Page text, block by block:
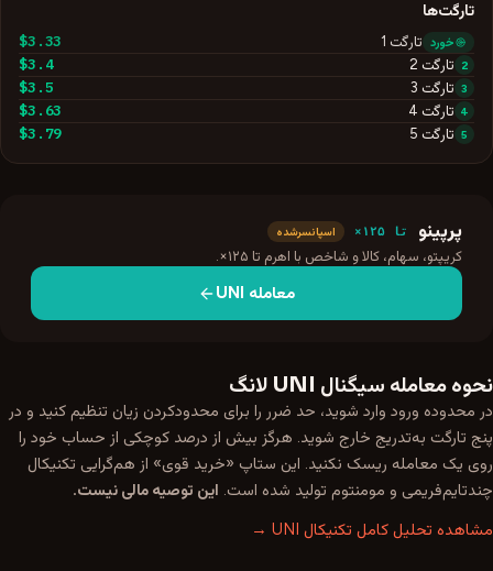
تارگت‌ها
خورد تارگت 1
$3.33
2 تارگت 2
$3.4
3 تارگت 3
$3.5
4 تارگت 4
$3.63
5 تارگت 5
$3.79
پرپینو تا ۱۲۵× اسپانسرشده
کریپتو، سهام، کالا و شاخص با اهرم تا ۱۲۵×.
معامله UNI
نحوه معامله سیگنال UNI لانگ
در محدوده ورود وارد شوید، حد ضرر را برای محدودکردن زیان تنظیم کنید و در
پنج تارگت به‌تدریج خارج شوید. هرگز بیش از درصد کوچکی از حساب خود را
روی یک معامله ریسک نکنید. این ستاپ «خرید قوی» از هم‌گرایی تکنیکال
چندتایم‌فریمی و مومنتوم تولید شده است. این توصیه مالی نیست.
مشاهده تحلیل کامل تکنیکال UNI
→